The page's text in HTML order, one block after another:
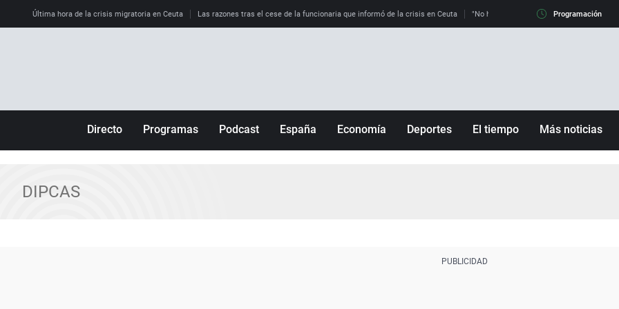
Última hora de la crisis migratoria en Ceuta Las razones tras el cese de la funcionaria que informó de la crisis en Ceuta "No hay mafias, que no nos engañen":
Programación
Directo Programas Podcast España Economía Deportes El tiempo Más noticias
DIPCAS